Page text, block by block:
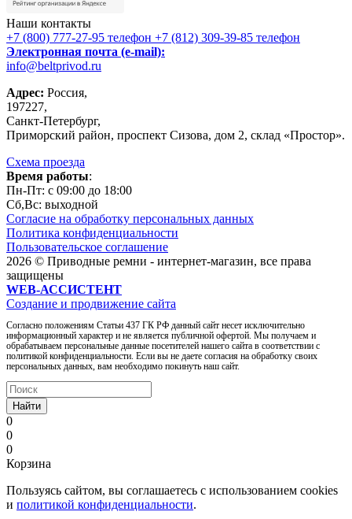
Наши контакты
+7 (800) 777-27-95 телефон +7 (812) 309-39-85 телефон
Электронная почта (e-mail):
info@beltprivod.ru
Адрес: Россия,
197227,
Санкт-Петербург,
Приморский район, проспект Сизова, дом 2, склад «Простор».
Схема проезда
Время работы:
Пн-Пт: c 09:00 до 18:00
Сб,Вc: выходной
Согласие на обработку персональных данных
Политика конфиденциальности
Пользовательское соглашение
2026 © Приводные ремни - интернет-магазин, все права
защищены
WEB-АССИСТЕНТ
Создание и продвижение сайта
Согласно положениям Статьи 437 ГК РФ данный сайт несет исключительно
информационный характер и не является публичной офертой. Мы получаем и
обрабатываем персональные данные посетителей нашего сайта в соответствии с
политикой конфиденциальности. Если вы не даете согласия на обработку своих
персональных данных, вам необходимо покинуть наш сайт.
Найти
0
0
0
Корзина
Пользуясь сайтом, вы соглашаетесь с использованием cookies
и политикой конфиденциальности.